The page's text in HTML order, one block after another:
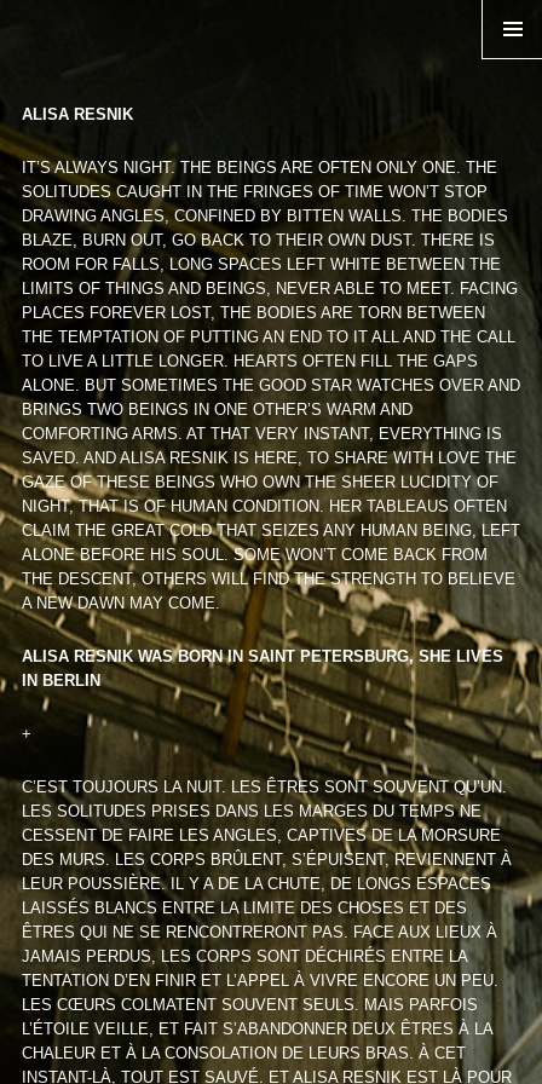
ALISA RESNIK
IT’S ALWAYS NIGHT. THE BEINGS ARE OFTEN ONLY ONE. THE
SOLITUDES CAUGHT IN THE FRINGES OF TIME WON’T STOP
DRAWING ANGLES, CONFINED BY BITTEN WALLS. THE BODIES
BLAZE, BURN OUT, GO BACK TO THEIR OWN DUST. THERE IS
ROOM FOR FALLS, LONG SPACES LEFT WHITE BETWEEN THE
LIMITS OF THINGS AND BEINGS, NEVER ABLE TO MEET. FACING
PLACES FOREVER LOST, THE BODIES ARE TORN BETWEEN
THE TEMPTATION OF PUTTING AN END TO IT ALL AND THE CALL
TO LIVE A LITTLE LONGER. HEARTS OFTEN FILL THE GAPS
ALONE. BUT SOMETIMES THE GOOD STAR WATCHES OVER AND
BRINGS TWO BEINGS IN ONE OTHER’S WARM AND
COMFORTING ARMS. AT THAT VERY INSTANT, EVERYTHING IS
SAVED. AND ALISA RESNIK IS HERE, TO SHARE WITH LOVE THE
GAZE OF THESE BEINGS WHO OWN THE SHEER LUCIDITY OF
NIGHT, THAT IS OF HUMAN CONDITION. HER TABLEAUS OFTEN
CLAIM THE GREAT COLD THAT SEIZES ANY HUMAN BEING, LEFT
ALONE BEFORE HIS SOUL. SOME WON’T COME BACK FROM
THE DESCENT, OTHERS WILL FIND THE STRENGTH TO BELIEVE
A NEW DAWN MAY COME.
ALISA RESNIK WAS BORN IN SAINT PETERSBURG, SHE LIVES
IN BERLIN
+
C’EST TOUJOURS LA NUIT. LES ÊTRES SONT SOUVENT QU’UN.
LES SOLITUDES PRISES DANS LES MARGES DU TEMPS NE
CESSENT DE FAIRE LES ANGLES, CAPTIVES DE LA MORSURE
DES MURS. LES CORPS BRÛLENT, S’ÉPUISENT, REVIENNENT À
LEUR POUSSIÈRE. IL Y A DE LA CHUTE, DE LONGS ESPACES
LAISSÉS BLANCS ENTRE LA LIMITE DES CHOSES ET DES
ÊTRES QUI NE SE RENCONTRERONT PAS. FACE AUX LIEUX À
JAMAIS PERDUS, LES CORPS SONT DÉCHIRÉS ENTRE LA
TENTATION D’EN FINIR ET L’APPEL À VIVRE ENCORE UN PEU.
LES CŒURS COLMATENT SOUVENT SEULS. MAIS PARFOIS
L’ÉTOILE VEILLE, ET FAIT S’ABANDONNER DEUX ÊTRES À LA
CHALEUR ET À LA CONSOLATION DE LEURS BRAS. À CET
INSTANT-LÀ, TOUT EST SAUVÉ. ET ALISA RESNIK EST LÀ POUR